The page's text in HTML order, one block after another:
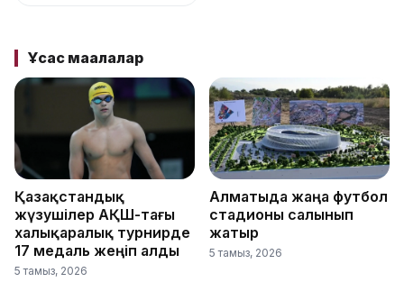
Ұқсас мақалалар
Қазақстандық
жүзушілер АҚШ-тағы
халықаралық турнирде
17 медаль жеңіп алды
5 тамыз, 2026
Алматыда жаңа футбол
стадионы салынып
жатыр
5 тамыз, 2026